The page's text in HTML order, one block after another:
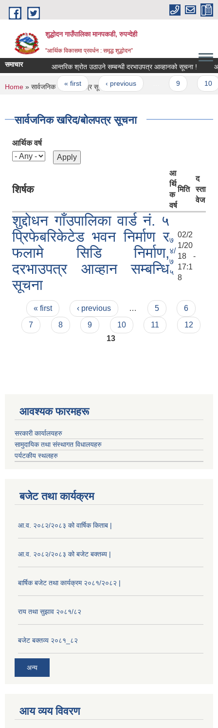
Skip to main content
शुद्धोदन गाउँपालिका मानपकडी, रुपन्देही
"आर्थिक विकासमा प्रवर्धन : समृद्ध शुद्धोदन”
समाचार आन्तरिक श्रोत उठाउने सम्बन्धी दरभाउपत्र आव्हानको सूचना ! आ.व.
Pages
« first ‹ previous
You are here
Home » सार्वजनिक खरिद/बोलपत्र सूचना
सार्वजनिक खरिद/बोलपत्र सूचना
आर्थिक वर्ष
शिर्षक
आ
र्थि
क
वर्ष
मिति
द
स्ता
वेज
शुद्दोधन गाँउपालिका वार्ड नं. ५
प्रिफेबरिकेटेड भवन निर्माण र
फलामे सिडि निर्माण,
दरभाउपत्र आव्हान सम्बन्धि
सूचना
७
४/
७
५
02/2
1/20
18 -
17:1
8
Pages
« first ‹ previous … 5
6
7
8 9 10 11
12
13
आवश्यक फारमहरू
सरकारी कार्यालयहरु
सामुदायिक तथा संस्थागत विधालयहरु
पर्यटकीय स्थलहरु
बजेट तथा कार्यक्रम
आ.व. २०८२/२०८३ को वार्षिक किताब |
आ.व. २०८२/२०८३ को बजेट बक्तब्य |
बार्षिक बजेट तथा कार्यक्रम २०८१/२०८२ |
राय तथा सुझाव २०८१/८२
बजेट बक्तव्य २०८१_८२
अन्य
आय व्यय विवरण